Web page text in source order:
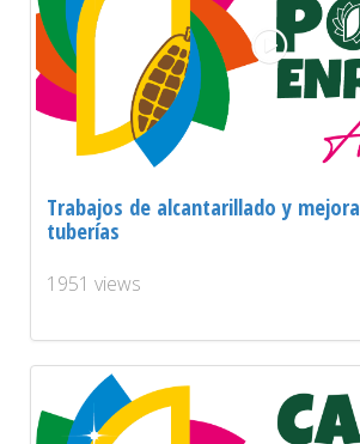
Trabajos de alcantarillado y
tuberías
1951 views